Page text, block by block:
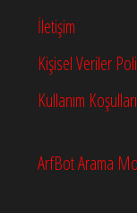
İletişim
Kişisel Veriler
Kullanım Koşulları
ArfBot Arama